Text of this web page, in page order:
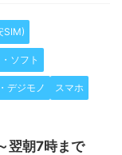
SIM)
ソフト
デジモノ スマホ
翌朝7時まで